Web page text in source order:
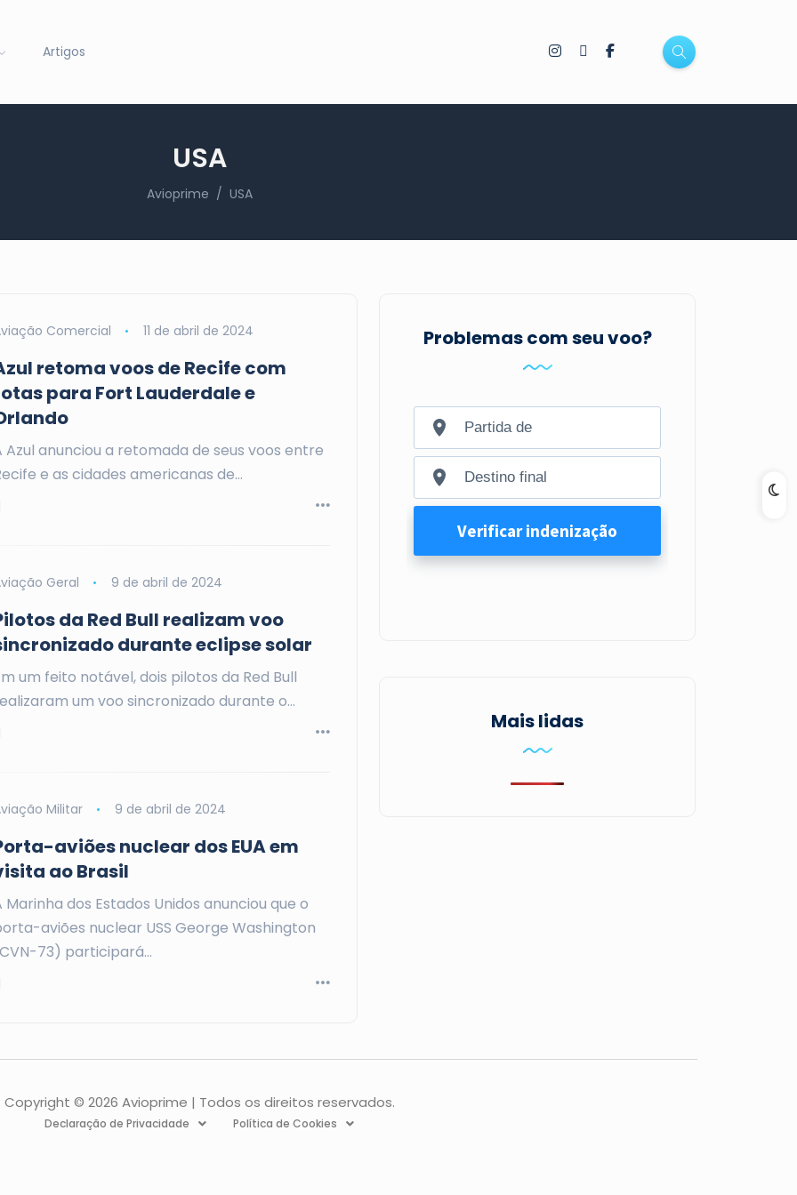
Artigos
USA
Avioprime USA
Comercial 11 de abril de 2024
retoma voos de Recife com
para Fort Lauderdale e
Azul anunciou a retomada de seus voos entre
e as cidades americanas de…
Geral 9 de abril de 2024
da Red Bull realizam voo
durante eclipse solar
um feito notável, dois pilotos da Red Bull
um voo sincronizado durante o…
Militar 9 de abril de 2024
aviões nuclear dos EUA em
ao Brasil
Marinha dos Estados Unidos anunciou que o
aviões nuclear USS George Washington
73) participará…
Problemas com seu voo?
Mais lidas
Copyright © 2026 Avioprime | Todos os direitos reservados.
Declaração de Privacidade Política de Cookies